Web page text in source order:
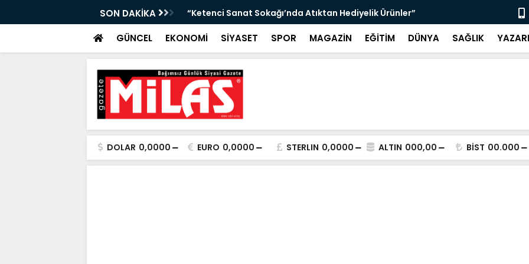
SON DAKİKA “Ketenci Sanat Sokağı’nda Atıktan Hediyelik Ürünler” “Yaya
GÜNCEL EKONOMİ SİYASET SPOR MAGAZİN EĞİTİM DÜNYA SAĞLIK
DOLAR 0,0000 EURO 0,0000 STERLIN 0,0000 ALTIN 000,00 BİST 00.000